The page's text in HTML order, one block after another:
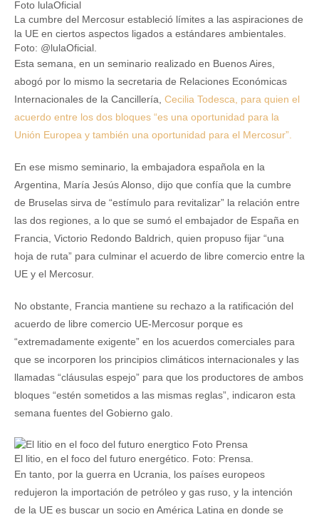
La cumbre del Mercosur estableció límites a las aspiraciones de
la UE en ciertos aspectos ligados a estándares ambientales.
Foto: @lulaOficial.
Esta semana, en un seminario realizado en Buenos Aires,
abogó por lo mismo la secretaria de Relaciones Económicas
Internacionales de la Cancillería, Cecilia Todesca, para quien el
acuerdo entre los dos bloques “es una oportunidad para la
Unión Europea y también una oportunidad para el Mercosur”.
En ese mismo seminario, la embajadora española en la
Argentina, María Jesús Alonso, dijo que confía que la cumbre
de Bruselas sirva de “estímulo para revitalizar” la relación entre
las dos regiones, a lo que se sumó el embajador de España en
Francia, Victorio Redondo Baldrich, quien propuso fijar “una
hoja de ruta” para culminar el acuerdo de libre comercio entre la
UE y el Mercosur.
No obstante, Francia mantiene su rechazo a la ratificación del
acuerdo de libre comercio UE-Mercosur porque es
“extremadamente exigente” en los acuerdos comerciales para
que se incorporen los principios climáticos internacionales y las
llamadas “cláusulas espejo” para que los productores de ambos
bloques “estén sometidos a las mismas reglas”, indicaron esta
semana fuentes del Gobierno galo.
El litio, en el foco del futuro energético. Foto: Prensa.
En tanto, por la guerra en Ucrania, los países europeos
redujeron la importación de petróleo y gas ruso, y la intención
de la UE es buscar un socio en América Latina en donde se